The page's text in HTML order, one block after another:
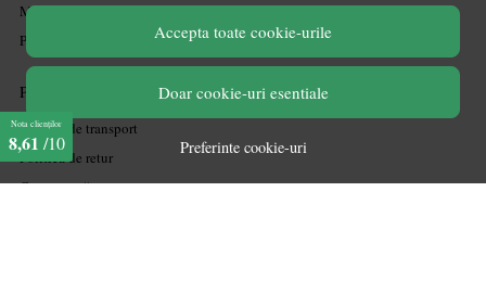
Accepta toate cookie-urile
Doar cookie-uri esentiale
Preferinte cookie-uri
Mărturiile clienților
Politica de Cookies
PLATA SI LIVRARE
Politica de transport
Politica de retur
Cum cumpăr
Nota clienților
8,61 /10